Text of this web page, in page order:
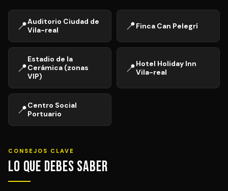
📍Auditorio Ciudad de
Vila-real
📍Finca Can Pelegrí
📍
Estadio de la
Cerámica (zonas
VIP)
📍Hotel Holiday Inn
Vila-real
📍Centro Social
Portuario
CONSEJOS CLAVE
Lo que debes saber